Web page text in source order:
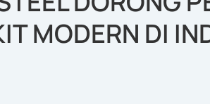
MODERN DI